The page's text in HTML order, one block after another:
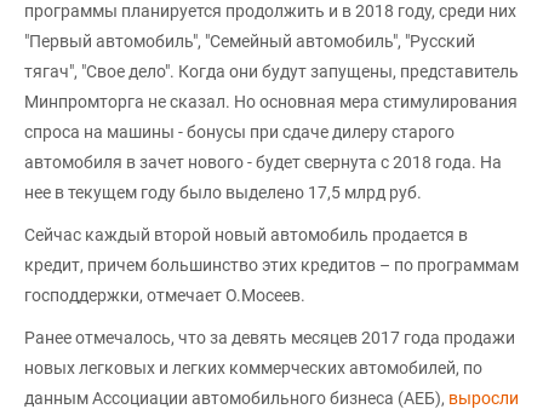
программы планируется продолжить и в 2018 году, среди них
"Первый автомобиль", "Семейный автомобиль", "Русский
тягач", "Свое дело". Когда они будут запущены, представитель
Минпромторга не сказал. Но основная мера стимулирования
спроса на машины - бонусы при сдаче дилеру старого
автомобиля в зачет нового - будет свернута с 2018 года. На
нее в текущем году было выделено 17,5 млрд руб.
Сейчас каждый второй новый автомобиль продается в
кредит, причем большинство этих кредитов – по программам
господдержки, отмечает О.Мосеев.
Ранее отмечалось, что за девять месяцев 2017 года продажи
новых легковых и легких коммерческих автомобилей, по
данным Ассоциации автомобильного бизнеса (АЕБ), выросли